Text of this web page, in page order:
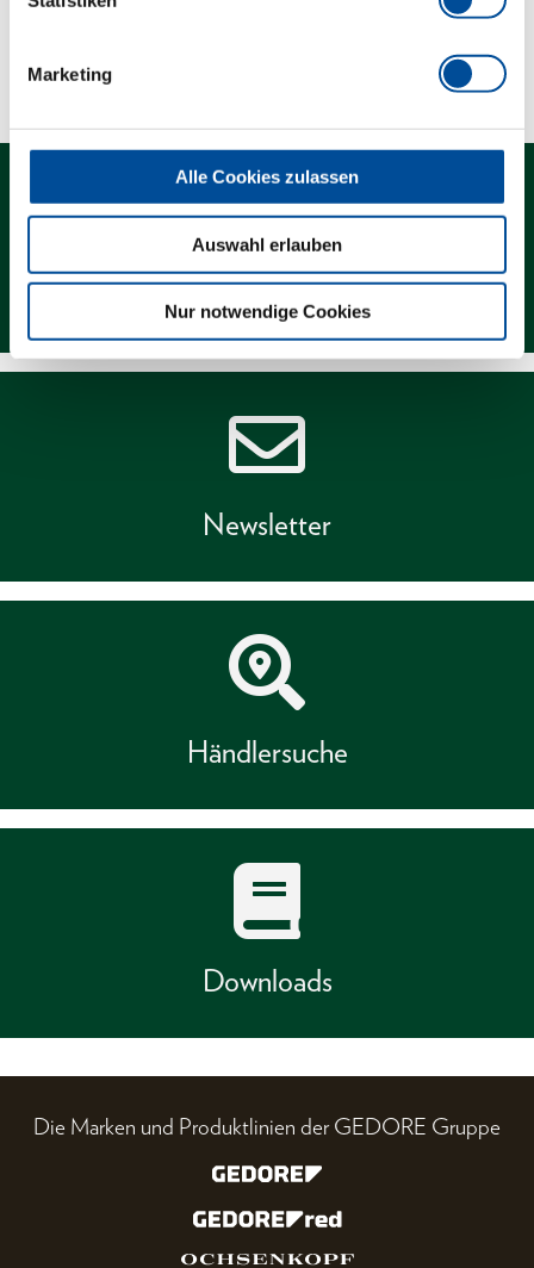
Marketing
Alle Cookies zulassen
Auswahl erlauben
Nur notwendige Cookies
Kontakt
Newsletter
Händlersuche
Downloads
Die Marken und Produktlinien der GEDORE Gruppe